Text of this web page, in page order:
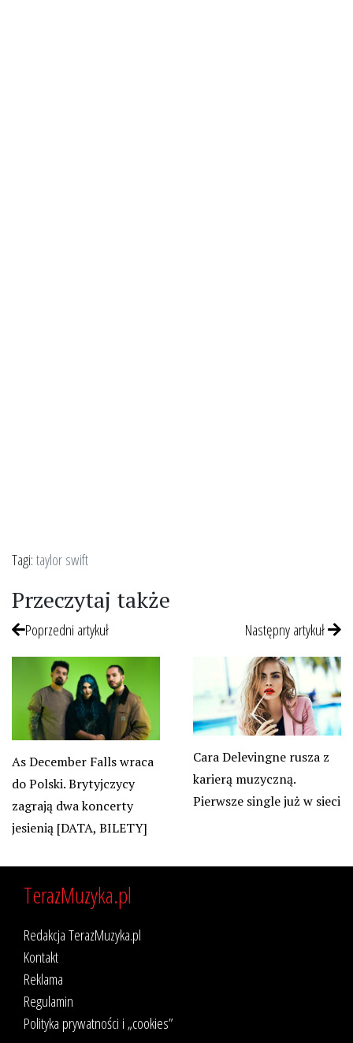
Tagi:taylor swift
Przeczytaj także
Poprzedni artykuł
As December Falls wraca
do Polski. Brytyjczycy
zagrają dwa koncerty
jesienią [DATA, BILETY]
Następny artykuł
Cara Delevingne rusza z
karierą muzyczną.
Pierwsze single już w sieci
TerazMuzyka.pl
Redakcja TerazMuzyka.pl
Kontakt
Reklama
Regulamin
Polityka prywatności i „cookies”